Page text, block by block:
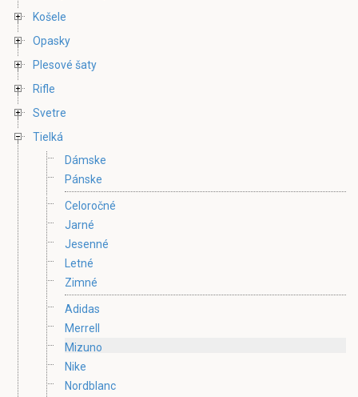
Košele
Opasky
Plesové šaty
Rifle
Svetre
Tielká
Dámske
Pánske
Celoročné
Jarné
Jesenné
Letné
Zimné
Adidas
Merrell
Mizuno
Nike
Nordblanc